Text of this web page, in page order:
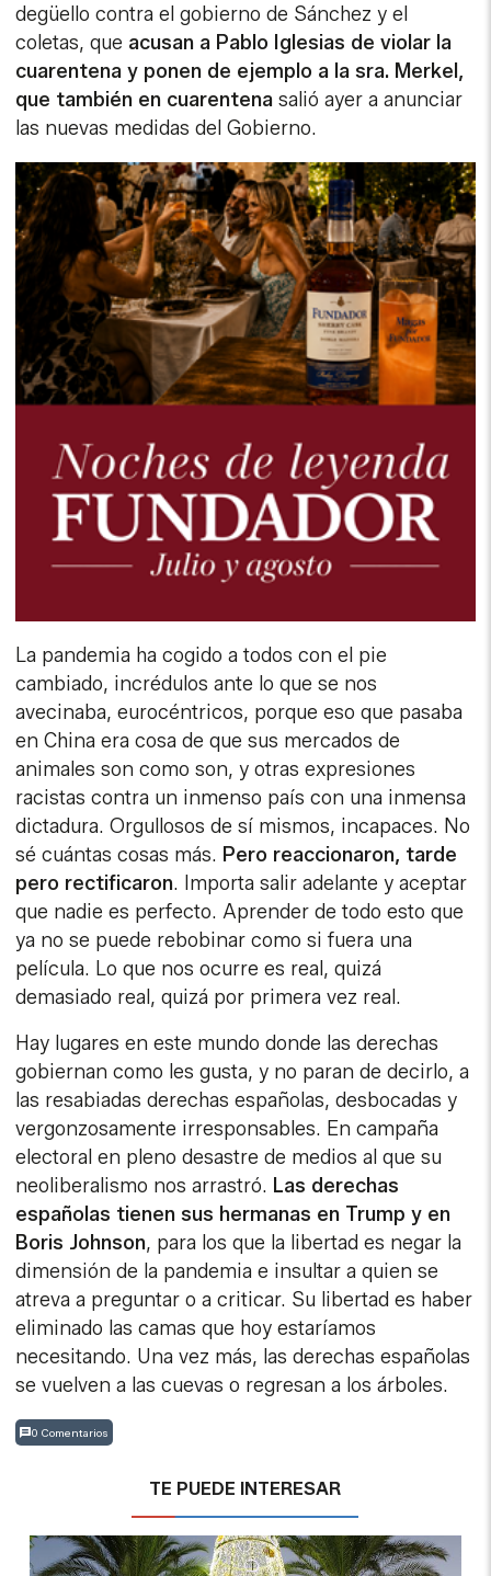
degüello contra el gobierno de Sánchez y el
coletas, que acusan a Pablo Iglesias de violar la
cuarentena y ponen de ejemplo a la sra. Merkel,
que también en cuarentena salió ayer a anunciar
las nuevas medidas del Gobierno.
La pandemia ha cogido a todos con el pie
cambiado, incrédulos ante lo que se nos
avecinaba, eurocéntricos, porque eso que pasaba
en China era cosa de que sus mercados de
animales son como son, y otras expresiones
racistas contra un inmenso país con una inmensa
dictadura. Orgullosos de sí mismos, incapaces. No
sé cuántas cosas más. Pero reaccionaron, tarde
pero rectificaron. Importa salir adelante y aceptar
que nadie es perfecto. Aprender de todo esto que
ya no se puede rebobinar como si fuera una
película. Lo que nos ocurre es real, quizá
demasiado real, quizá por primera vez real.
Hay lugares en este mundo donde las derechas
gobiernan como les gusta, y no paran de decirlo, a
las resabiadas derechas españolas, desbocadas y
vergonzosamente irresponsables. En campaña
electoral en pleno desastre de medios al que su
neoliberalismo nos arrastró. Las derechas
españolas tienen sus hermanas en Trump y en
Boris Johnson, para los que la libertad es negar la
dimensión de la pandemia e insultar a quien se
atreva a preguntar o a criticar. Su libertad es haber
eliminado las camas que hoy estaríamos
necesitando. Una vez más, las derechas españolas
se vuelven a las cuevas o regresan a los árboles.
0 Comentarios
TE PUEDE INTERESAR